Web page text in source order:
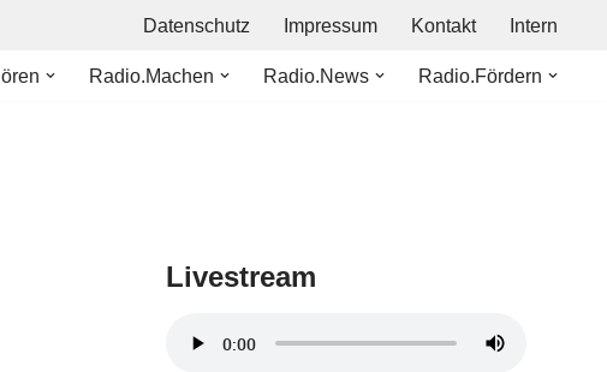
Datenschutz Impressum Kontakt Intern
Radio.Machen Radio.News Radio.Fördern
Livestream